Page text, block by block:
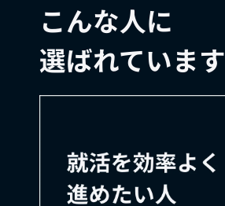
こんな人に
選ばれています